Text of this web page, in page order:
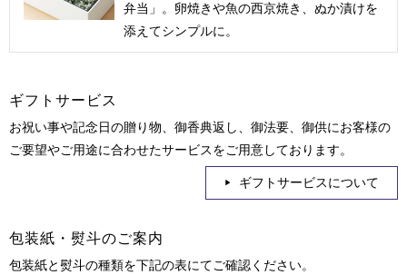
弁当」。卵焼きや魚の西京焼き、ぬか漬けを
添えてシンプルに。
ギフトサービス
お祝い事や記念日の贈り物、御香典返し、御法要、御供にお客様の
ご要望やご用途に合わせたサービスをご用意しております。
ギフトサービスについて
包装紙・熨斗のご案内
包装紙と熨斗の種類を下記の表にてご確認ください。